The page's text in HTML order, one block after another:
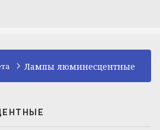
Лампы люминесцентные